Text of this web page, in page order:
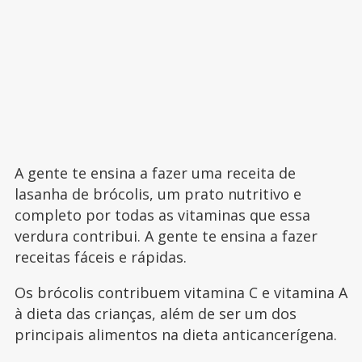
A gente te ensina a fazer uma receita de
lasanha de brócolis, um prato nutritivo e
completo por todas as vitaminas que essa
verdura contribui. A gente te ensina a fazer
receitas fáceis e rápidas.
Os brócolis contribuem vitamina C e vitamina A
à dieta das crianças, além de ser um dos
principais alimentos na dieta anticancerígena.